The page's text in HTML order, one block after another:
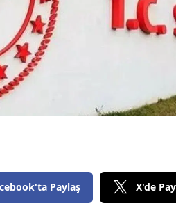
Çankırı
Erzincan
Paylaş X'de